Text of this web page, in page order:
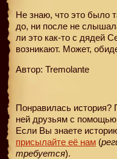
Не знаю, что это было
до, ни после не
ли это как-то с дядей
возникают. Может,
Автор: Tremolante
Понравилась история?
ней друзьям с
Если Вы знаете
присылайте её нам (
требуется).